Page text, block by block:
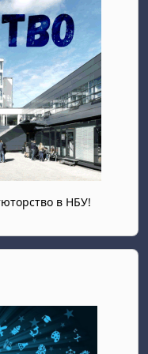
в НБУ!